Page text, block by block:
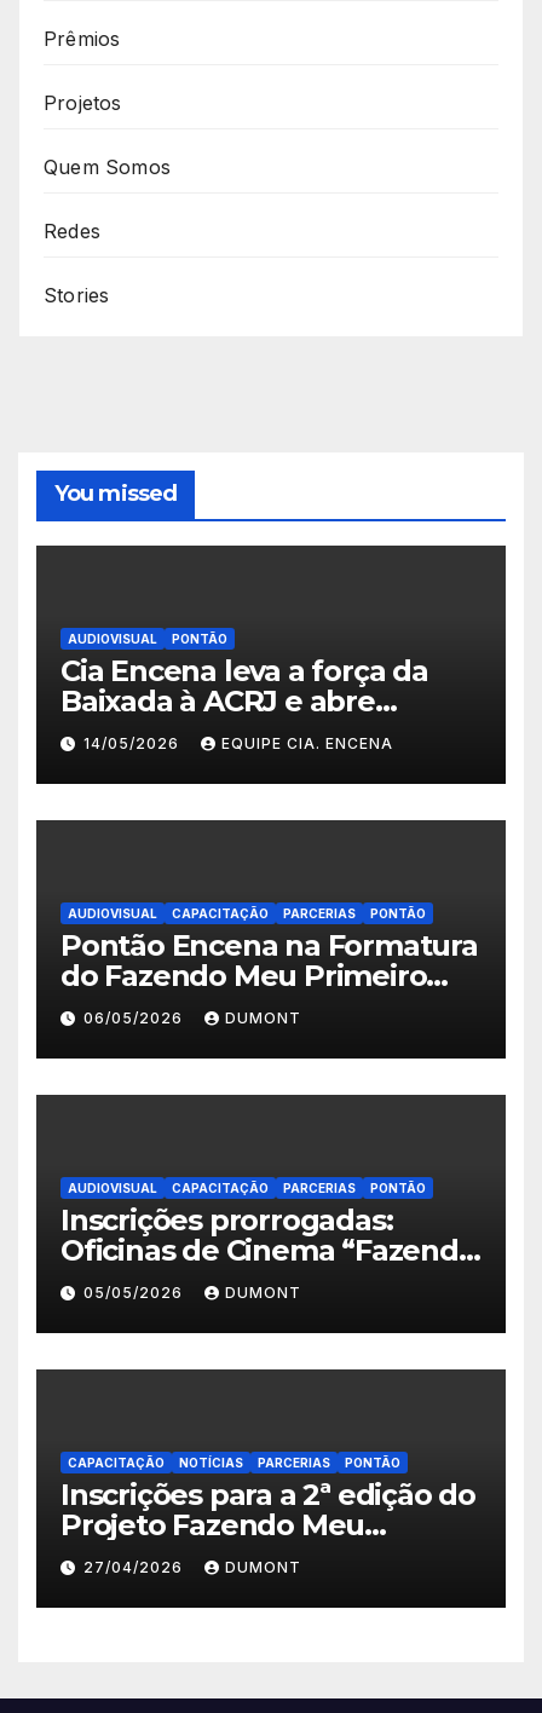
Prêmios
Projetos
Quem Somos
Redes
Stories
You missed
AUDIOVISUAL PONTÃO
Cia Encena leva a força da
Baixada à ACRJ e abre
inscrições para a 2ª turma do
Fazendo Meu Primeiro Filme”
em Nova Iguaçu
14/05/2026 EQUIPE CIA. ENCENA
AUDIOVISUAL CAPACITAÇÃO PARCERIAS PONTÃO
Pontão Encena na Formatura
do Fazendo Meu Primeiro
Filme no Degase Belford
Roxo e reforça as inscrições
abertas em Nova Iguaçu
06/05/2026 DUMONT
AUDIOVISUAL CAPACITAÇÃO PARCERIAS PONTÃO
Inscrições prorrogadas:
Oficinas de Cinema “Fazendo
Meu Primeiro Filme” em
Nova Iguaçu seguem abertas
até 11 de maio
05/05/2026 DUMONT
CAPACITAÇÃO NOTÍCIAS PARCERIAS PONTÃO
Inscrições para a 2ª edição do
Projeto Fazendo Meu
Primeiro Filme em Nova
Iguaçu
27/04/2026 DUMONT